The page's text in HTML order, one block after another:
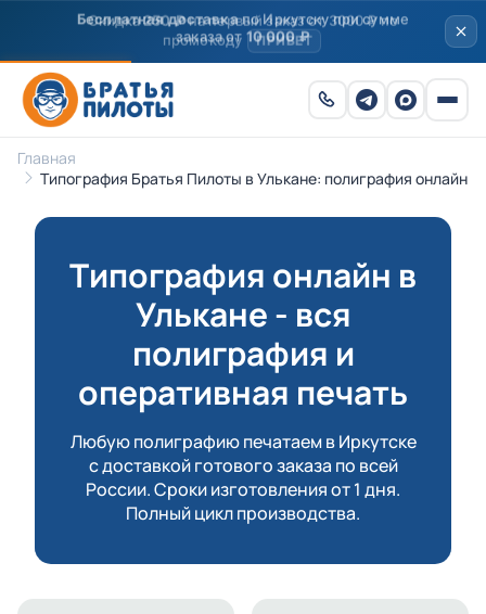
Скидка250 ₽на первый заказ от 3000 ₽ по
промокоду
ПРИВЕТ
Главная
Типография Братья Пилоты в Улькане: полиграфия онлайн
Типография онлайн в
Улькане - вся
полиграфия и
оперативная печать
Любую полиграфию печатаем в Иркутске
с доставкой готового заказа по всей
России. Сроки изготовления от 1 дня.
Полный цикл производства.